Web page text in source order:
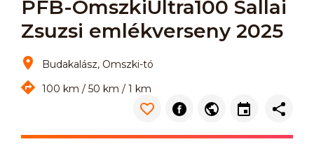
PFB-OmszkiUltra100 Sallai
Zsuzsi emlékverseny 2025
Budakalász, Omszki-tó
100 km / 50 km / 1 km